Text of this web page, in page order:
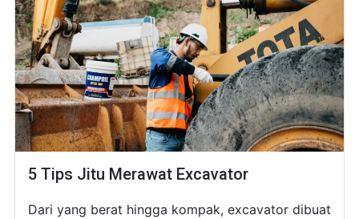
5 Tips Jitu Merawat Excavator
Dari yang berat hingga kompak, excavator dibuat